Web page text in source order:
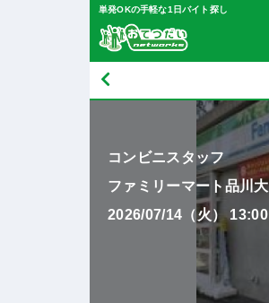
単発OKの手軽な1日バイト探し
コンビニスタッフ
ファミリーマート品川
2026/07/14（火）